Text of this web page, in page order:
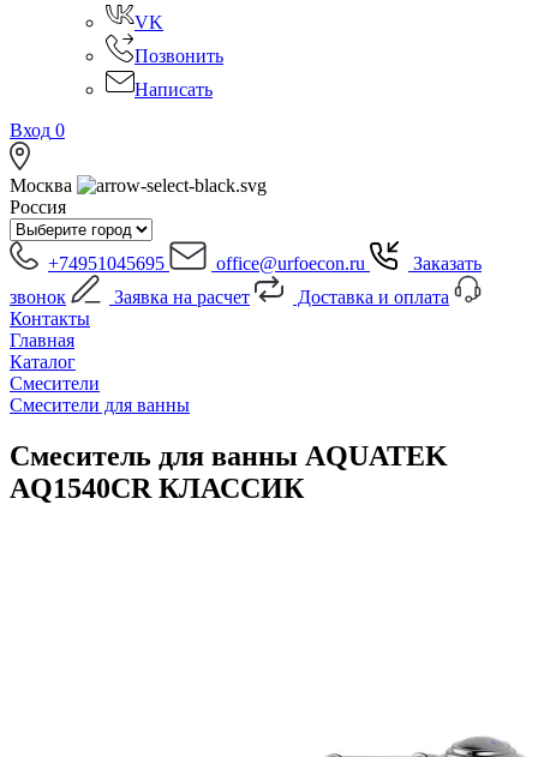
VK
Позвонить
Написать
Вход 0
Москва
Россия
+74951045695 office@urfoecon.ru
Заказать
звонок
Заявка на расчет
Доставка и оплата
Контакты
Главная
Каталог
Смесители
Смесители для ванны
Смеситель для ванны AQUATEK
AQ1540CR КЛАССИК